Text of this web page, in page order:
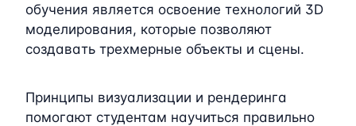
обучения является освоение технологий 3D
моделирования, которые позволяют
создавать трехмерные объекты и сцены.
Принципы визуализации и рендеринга
помогают студентам научиться правильно